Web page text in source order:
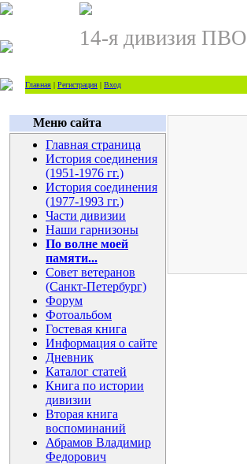
14-я дивизия ПВО
Главная | Регистрация | Вход
Меню сайта
Главная страница
История соединения
(1951-1976 гг.)
История соединения
(1977-1993 гг.)
Части дивизии
Наши гарнизоны
По волне моей
памяти...
Совет ветеранов
(Санкт-Петербург)
Форум
Фотоальбом
Гостевая книга
Информация о сайте
Дневник
Каталог статей
Книга по истории
дивизии
Вторая книга
воспоминаний
Абрамов Владимир
Федорович